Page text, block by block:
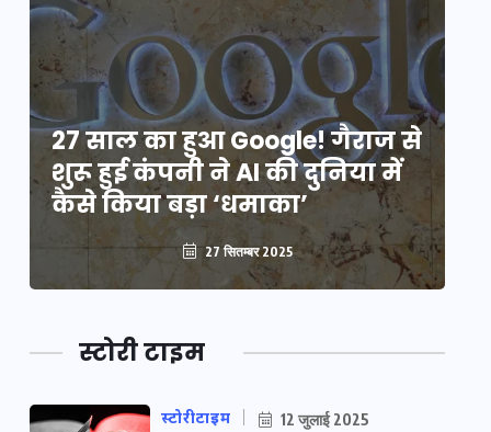
27 साल का हुआ Google! गैराज से
शुरू हुई कंपनी ने AI की दुनिया में
कैसे किया बड़ा ‘धमाका’
27 सितम्बर 2025
स्टोरी टाइम
स्टोरीटाइम 12 जुलाई 2025